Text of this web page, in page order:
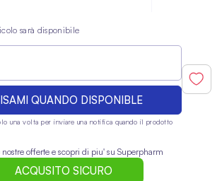
sarà disponibile
QUANDO DISPONIBLE
una volta per inviare una notifica quando il prodotto
nostre offerte e scopri di piu' su Superpharm
ACQUSITO SICURO